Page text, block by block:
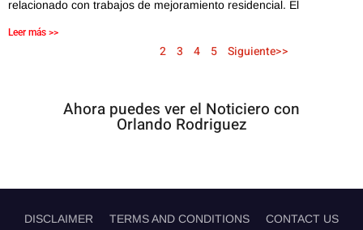
relacionado con trabajos de mejoramiento residencial. El
Leer más >>
2 3 4 5 Siguiente>>
Ahora puedes ver el Noticiero con
Orlando Rodriguez
DISCLAIMER TERMS AND CONDITIONS
CONTACT US